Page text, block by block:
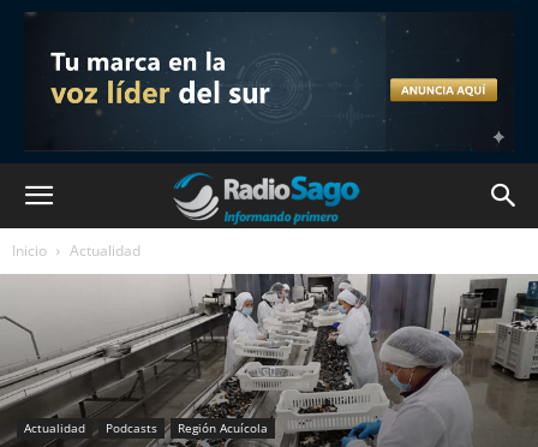
Inicio Actualidad
Actualidad Podcasts Región Acuícola